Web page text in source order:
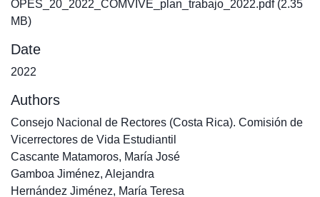
OPES_20_2022_COMVIVE_plan_trabajo_2022.pdf(2.35
MB)
Date
2022
Authors
Consejo Nacional de Rectores (Costa Rica). Comisión de
Vicerrectores de Vida Estudiantil
Cascante Matamoros, María José
Gamboa Jiménez, Alejandra
Hernández Jiménez, María Teresa